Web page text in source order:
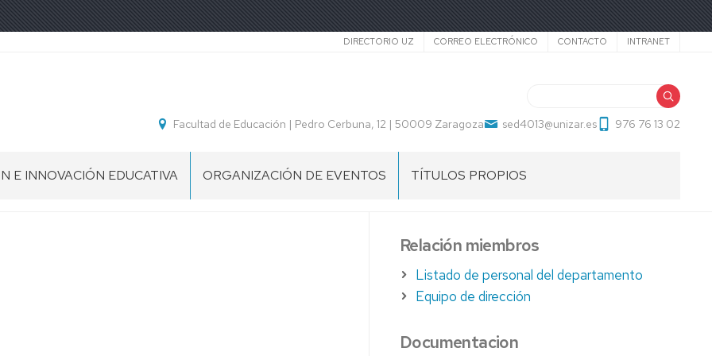
Secundario
DIRECTORIO UZ CORREO ELECTRÓNICO CONTACTO INTRANET
Facultad de Educación | Pedro Cerbuna, 12 | 50009 Zaragoza sed4013@unizar.es 976 76 13 02
E INNOVACIÓN EDUCATIVA ORGANIZACIÓN DE EVENTOS TÍTULOS PROPIOS
Relación miembros
Listado de personal del departamento
Equipo de dirección
Documentacion